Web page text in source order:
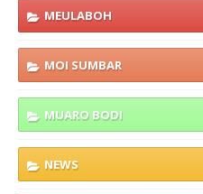
MEULABOH
MOI SUMBAR
MUARO BODI
NEWS